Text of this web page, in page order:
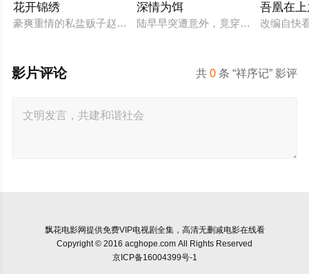
花开锦绣
豪爽重情的私盐贩子赵凌虽出身草莽，却心怀壮志，他结识了
深情为饵
陆早早突遭意外，竟穿越成民国少
吾凰在
改编自快
共0 条 “祥序记” 影评
影片评论
飘花电影网提供免费VIP电视剧全集，高清无删减电影在线看
Copyright © 2016 acghope.com All Rights Reserved
京ICP备16004399号-1